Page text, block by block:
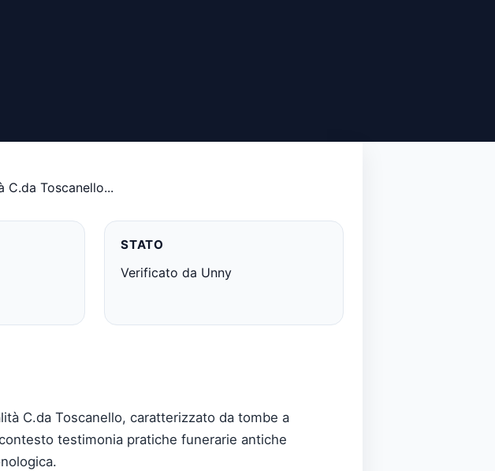
Toscanello...
STATO
Verificato da Unny
C.da Toscanello, caratterizzato da tombe a
testimonia pratiche funerarie antiche